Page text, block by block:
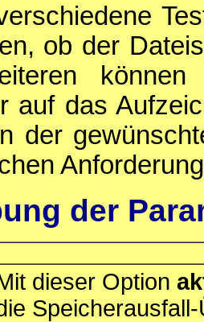
ob der
können
auf das
der
der
dieser Option